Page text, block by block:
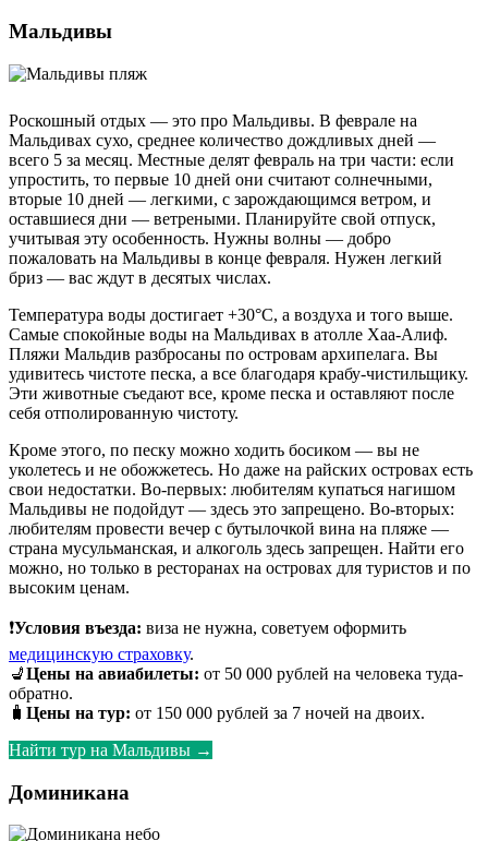
Мальдивы
Роскошный отдых — это про Мальдивы. В феврале на
Мальдивах сухо, среднее количество дождливых дней —
всего 5 за месяц. Местные делят февраль на три части: если
упростить, то первые 10 дней они считают солнечными,
вторые 10 дней — легкими, с зарождающимся ветром, и
оставшиеся дни — ветреными. Планируйте свой отпуск,
учитывая эту особенность. Нужны волны — добро
пожаловать на Мальдивы в конце февраля. Нужен легкий
бриз — вас ждут в десятых числах.
Температура воды достигает +30°C, а воздуха и того выше.
Самые спокойные воды на Мальдивах в атолле Хаа-Алиф.
Пляжи Мальдив разбросаны по островам архипелага. Вы
удивитесь чистоте песка, а все благодаря крабу-чистильщику.
Эти животные съедают все, кроме песка и оставляют после
себя отполированную чистоту.
Кроме этого, по песку можно ходить босиком — вы не
уколетесь и не обожжетесь. Но даже на райских островах есть
свои недостатки. Во-первых: любителям купаться нагишом
Мальдивы не подойдут — здесь это запрещено. Во-вторых:
любителям провести вечер с бутылочкой вина на пляже —
страна мусульманская, и алкоголь здесь запрещен. Найти его
можно, но только в ресторанах на островах для туристов и по
высоким ценам.
❗Условия въезда: виза не нужна, советуем оформить
медицинскую страховку.
💺Цены на авиабилеты: от 50 000 рублей на человека туда-
обратно.
🧳 Цены на тур: от 150 000 рублей за 7 ночей на двоих.
Найти тур на Мальдивы →
Доминикана